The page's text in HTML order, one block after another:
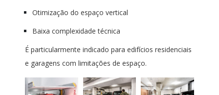
Otimização do espaço vertical
Baixa complexidade técnica
É particularmente indicado para edifícios residenciais
e garagens com limitações de espaço.